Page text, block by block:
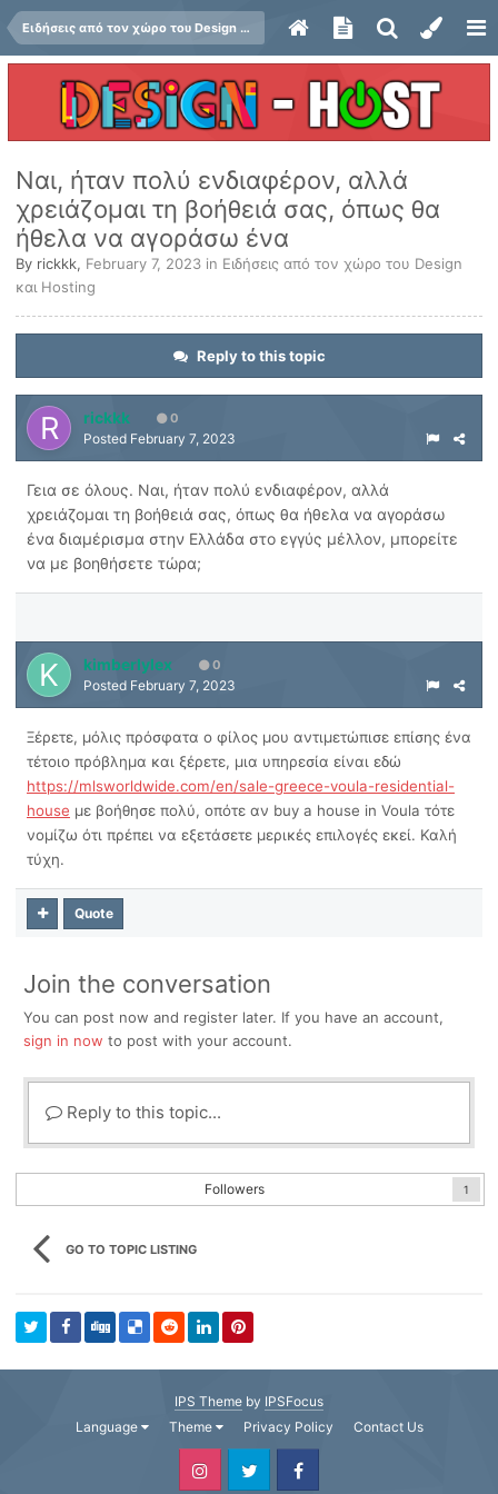
Ειδήσεις από τον χώρο του Design και Hosting
Ναι, ήταν πολύ ενδιαφέρον, αλλά
χρειάζομαι τη βοήθειά σας, όπως θα
ήθελα να αγοράσω ένα
By rickkk, February 7, 2023 in Ειδήσεις από τον χώρο του Design
και Hosting
Reply to this topic
rickkk 0
Posted February 7, 2023
Γεια σε όλους. Ναι, ήταν πολύ ενδιαφέρον, αλλά
χρειάζομαι τη βοήθειά σας, όπως θα ήθελα να αγοράσω
ένα διαμέρισμα στην Ελλάδα στο εγγύς μέλλον, μπορείτε
να με βοηθήσετε τώρα;
kimberlylex 0
Posted February 7, 2023
Ξέρετε, μόλις πρόσφατα ο φίλος μου αντιμετώπισε επίσης ένα
τέτοιο πρόβλημα και ξέρετε, μια υπηρεσία είναι εδώ
https://mlsworldwide.com/en/sale-greece-voula-residential-
house με βοήθησε πολύ, οπότε αν buy a house in Voula τότε
νομίζω ότι πρέπει να εξετάσετε μερικές επιλογές εκεί. Καλή
τύχη.
Quote
Join the conversation
You can post now and register later. If you have an account,
sign in now to post with your account.
Reply to this topic...
Followers 1
GO TO TOPIC LISTING
IPS Theme by IPSFocus
Language
Theme Privacy Policy Contact Us